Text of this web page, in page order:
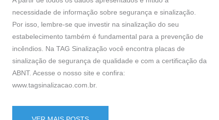
necessidade de informação sobre segurança e sinalização.
Por isso, lembre-se que investir na sinalização do seu
estabelecimento também é fundamental para a prevenção de
incêndios. Na TAG Sinalização você encontra placas de
sinalização de segurança de qualidade e com a certificação da
ABNT. Acesse o nosso site e confira:
www.tagsinalizacao.com.br.